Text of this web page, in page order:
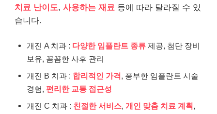
치료 난이도, 사용하는 재료 등에 따라 달라질 수 있
습니다.
개진 A 치과 : 다양한 임플란트 종류 제공, 첨단 장비
보유, 꼼꼼한 사후 관리
개진 B 치과 : 합리적인 가격, 풍부한 임플란트 시술
경험, 편리한 교통 접근성
개진 C 치과 : 친절한 서비스, 개인 맞춤 치료 계획,